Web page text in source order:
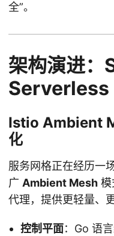
全”。
架构演进
Serverless
Istio Ambient
化
服务网格正在经历一
广 Ambient Mesh 模
代理，提供更轻量、
控制平面：Go 语